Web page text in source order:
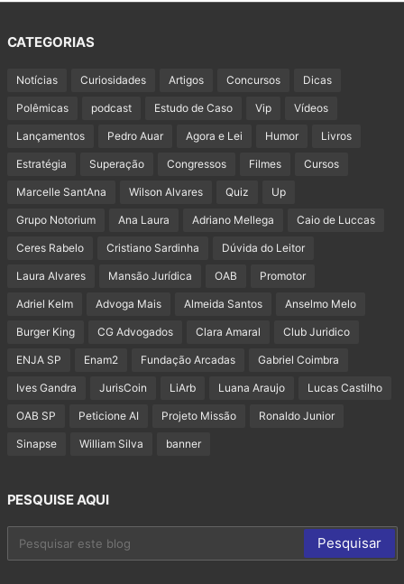
CATEGORIAS
Notícias Curiosidades Artigos Concursos Dicas
Polêmicas podcast Estudo de Caso Vip Vídeos
Lançamentos Pedro Auar Agora e Lei Humor Livros
Estratégia Superação Congressos Filmes Cursos
Marcelle SantAna Wilson Alvares Quiz Up
Grupo Notorium Ana Laura Adriano Mellega Caio de Luccas
Ceres Rabelo Cristiano Sardinha Dúvida do Leitor
Laura Alvares Mansão Jurídica OAB Promotor
Adriel Kelm Advoga Mais Almeida Santos Anselmo Melo
Burger King CG Advogados Clara Amaral Club Juridico
ENJA SP Enam2 Fundação Arcadas Gabriel Coimbra
Ives Gandra JurisCoin LiArb Luana Araujo Lucas Castilho
OAB SP Peticione AI Projeto Missão Ronaldo Junior
Sinapse William Silva banner
PESQUISE AQUI